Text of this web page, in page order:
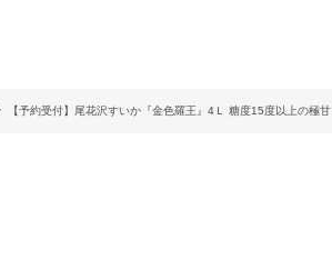
【予約受付】尾花沢すいか『金色羅王』4Ｌ 糖度15度以上の極甘